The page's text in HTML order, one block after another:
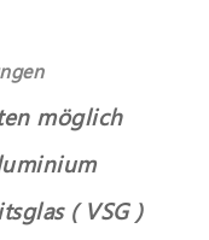
möglich
( VSG )